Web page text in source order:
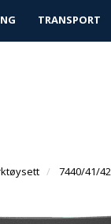
Prosjektløsninger
TRANSPORT
7440/41/